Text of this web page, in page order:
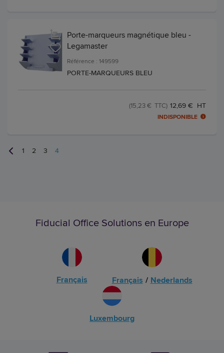
Porte-marqueurs magnétique bleu -
Legamaster
Référence : 149599
PORTE-MARQUEURS BLEU
12,69 € HT
(15,23 € TTC)
INDISPONIBLE
1 2 3 4
Fiducial Office Solutions en Europe
Français Français / Nederlands
Luxembourg